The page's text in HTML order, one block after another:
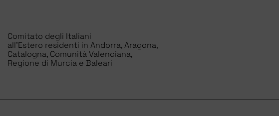
Comitato degli Italiani
all’Estero residenti in Andorra, Aragona,
Catalogna, Comunità Valenciana,
Regione di Murcia e Baleari